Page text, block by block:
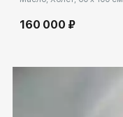
160 000 ₽